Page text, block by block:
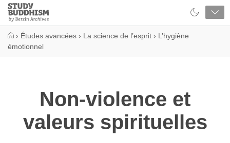
Close
Study
Buddhism
Home
› Études avancées › La science de l’esprit › L’hygiène
émotionnel
Non-violence et
valeurs spirituelles